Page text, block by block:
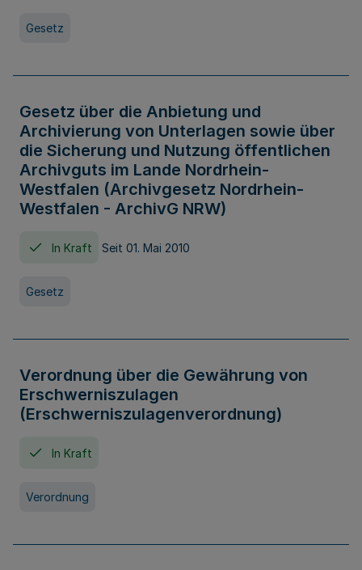
Gesetz
Gesetz über die Anbietung und
Archivierung von Unterlagen sowie über
die Sicherung und Nutzung öffentlichen
Archivguts im Lande Nordrhein-
Westfalen (Archivgesetz Nordrhein-
Westfalen - ArchivG NRW)
In Kraft Seit 01. Mai 2010
Gesetz
Verordnung über die Gewährung von
Erschwerniszulagen
(Erschwerniszulagenverordnung)
In Kraft
Verordnung